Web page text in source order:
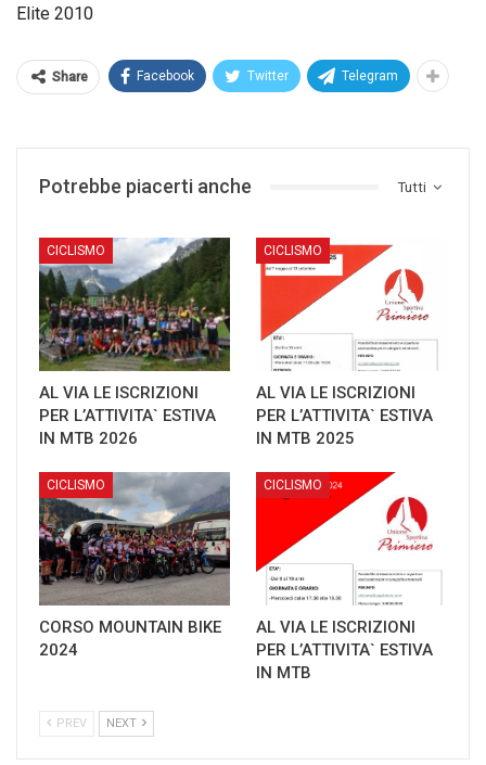
Elite 2010
Share Facebook Twitter Telegram
Tutti
Potrebbe piacerti anche
CICLISMO
AL VIA LE ISCRIZIONI
PER L’ATTIVITA` ESTIVA
IN MTB 2026
CICLISMO
AL VIA LE ISCRIZIONI
PER L’ATTIVITA` ESTIVA
IN MTB 2025
CICLISMO
CORSO MOUNTAIN BIKE
2024
CICLISMO
AL VIA LE ISCRIZIONI
PER L’ATTIVITA` ESTIVA
IN MTB
PREV NEXT